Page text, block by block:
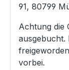
91, 80799
Achtung die
ausgebucht.
vorbei.